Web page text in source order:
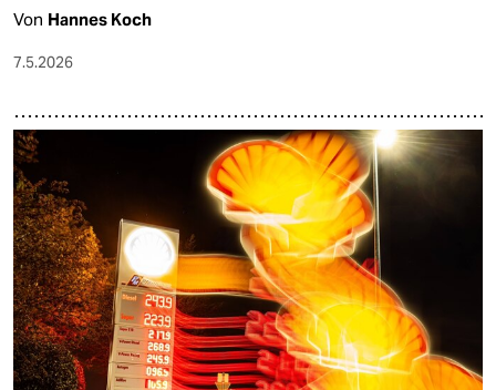
Von Hannes Koch
7.5.2026